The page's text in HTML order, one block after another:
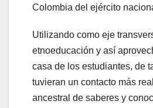
Colombia del ejército
Utilizando como eje
etnoeducación y así
casa de los estudiantes, de
tuvieran un contacto más
ancestral de saberes y